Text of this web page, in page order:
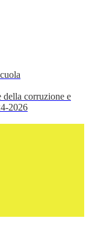
della corruzione e
2026